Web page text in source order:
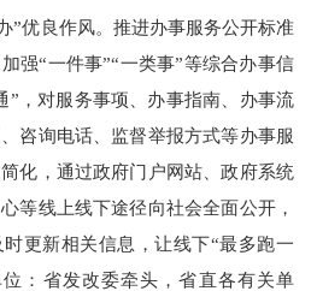
优良作风。推进办事服务公开标准
强“一件事”“一类事”等综合办事信
”，对服务事项、办事指南、办事流
咨询电话、监督举报方式等办事服
化，通过政府门户网站、政府系统
等线上线下途径向社会全面公开，
更新相关信息，让线下“最多跑一
：省发改委牵头，省直各有关单